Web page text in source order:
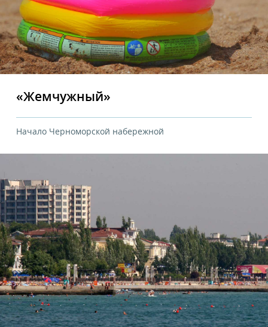
«Жемчужный»
Начало Черноморской набережной